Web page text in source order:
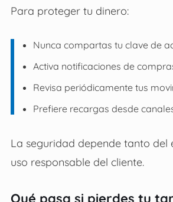
Para proteger tu dinero:
Nunca compartas tu clave de
Activa notificaciones de
Revisa periódicamente tus
Prefiere recargas desde
La seguridad depende tanto del
uso responsable del cliente.
Qué pasa si pierdes tu